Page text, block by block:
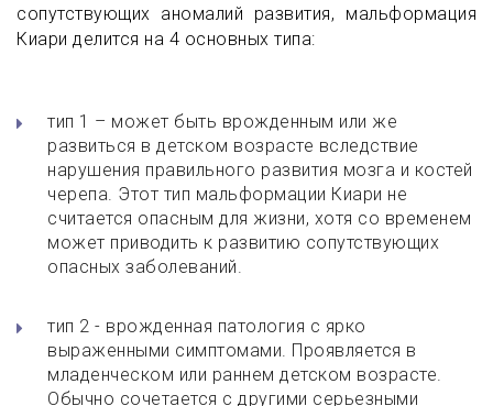
сопутствующих аномалий развития, мальформация
Киари делится на 4 основных типа:
тип 1 – может быть врожденным или же
развиться в детском возрасте вследствие
нарушения правильного развития мозга и костей
черепа. Этот тип мальформации Киари не
считается опасным для жизни, хотя со временем
может приводить к развитию сопутствующих
опасных заболеваний.
тип 2 - врожденная патология с ярко
выраженными симптомами. Проявляется в
младенческом или раннем детском возрасте.
Обычно сочетается с другими серьезными